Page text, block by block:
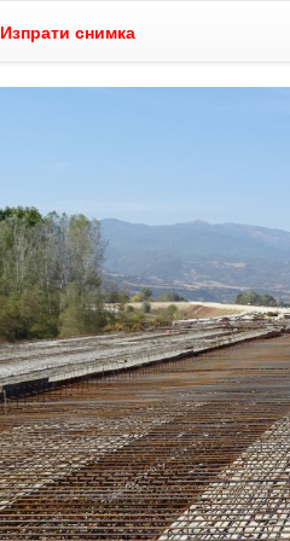
Изпрати снимка